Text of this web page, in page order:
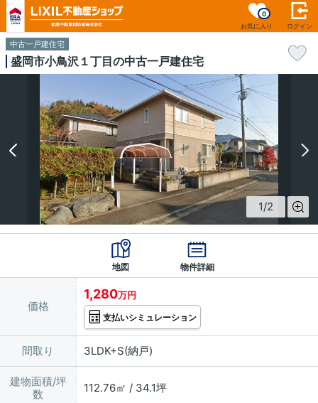
お気に入り
0
ログイン
中古一戸建住宅
盛岡市小鳥沢１丁目の中古一戸建住宅
1/2
地図 物件詳細
価格
1,280万円
支払いシミュレーション
間取り 3LDK+S(納戸)
建物面積/坪
数
112.76㎡ / 34.1坪